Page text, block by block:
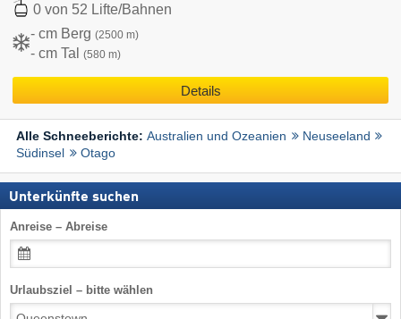
0 von 52 Lifte/Bahnen
- cm Berg (2500 m)
- cm Tal (580 m)
Details
Alle Schneeberichte: Australien und Ozeanien
Neuseeland
Südinsel
Otago
Unterkünfte suchen
Anreise – Abreise
Urlaubsziel – bitte wählen